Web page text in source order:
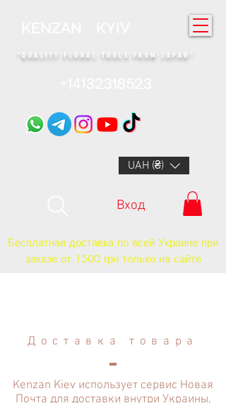
"QUALITY FLORAL TOOLS FROM JAPAN"​
UAH (₴)
Вход
Бесплатная доставка по всей Украине при
заказе от 1500 грн только на сайте
Доставка товара
Kenzan Kiev использует сервис Новая
Почта для доставки внутри Украины,